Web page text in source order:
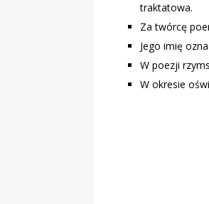
traktatowa.
Za twórcę
Jego imię
W poezji
W okresie